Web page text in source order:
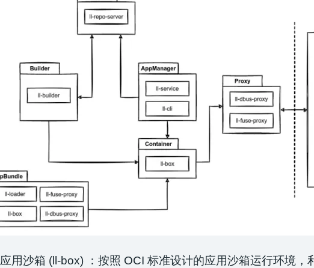
应用沙箱 (ll-box) ：按照 OCI 标准设计的应用沙箱运行环境，